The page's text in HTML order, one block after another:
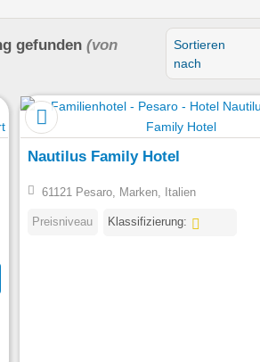
gefunden (von
Sortieren
nach
Nautilus Family Hotel
61121 Pesaro, Marken, Italien
Preisniveau Klassifizierung: